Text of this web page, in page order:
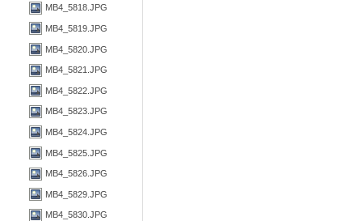
MB4_5818.JPG
MB4_5819.JPG
MB4_5820.JPG
MB4_5821.JPG
MB4_5822.JPG
MB4_5823.JPG
MB4_5824.JPG
MB4_5825.JPG
MB4_5826.JPG
MB4_5829.JPG
MB4_5830.JPG